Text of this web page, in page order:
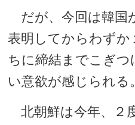
だが、今回は韓国
表明してからわずか
ちに締結までこぎつ
い意欲が感じられる。
北朝鮮は今年、２